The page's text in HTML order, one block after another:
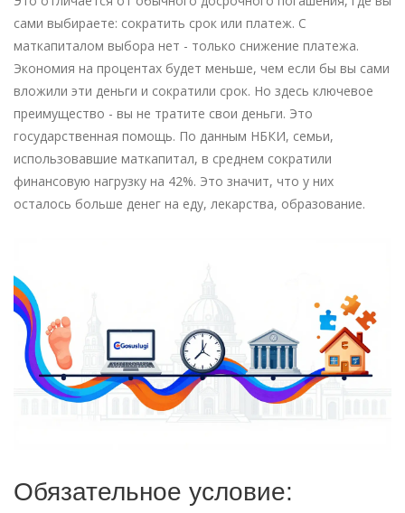
сами выбираете: сократить срок или платеж. С
маткапиталом выбора нет - только снижение платежа.
Экономия на процентах будет меньше, чем если бы вы сами
вложили эти деньги и сократили срок. Но здесь ключевое
преимущество - вы не тратите свои деньги. Это
государственная помощь. По данным НБКИ, семьи,
использовавшие маткапитал, в среднем сократили
финансовую нагрузку на 42%. Это значит, что у них
осталось больше денег на еду, лекарства, образование.
Обязательное условие: